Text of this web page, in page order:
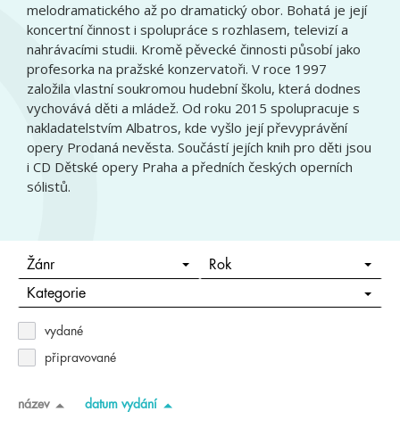
melodramatického až po dramatický obor. Bohatá je její
koncertní činnost i spolupráce s rozhlasem, televizí a
nahrávacími studii. Kromě pěvecké činnosti působí jako
profesorka na pražské konzervatoři. V roce 1997
založila vlastní soukromou hudební školu, která dodnes
vychovává děti a mládež. Od roku 2015 spolupracuje s
nakladatelstvím Albatros, kde vyšlo její převyprávění
opery Prodaná nevěsta. Součástí jejích knih pro děti jsou
i CD Dětské opery Praha a předních českých operních
sólistů.
Žánr Rok
Kategorie
vydané
připravované
název datum vydání